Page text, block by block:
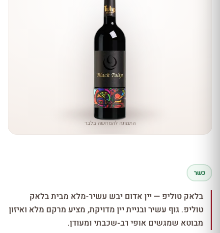
התמונה להמחשה בלבד
כשר
בלאק טוליפ — יין אדום יבש עשיר-מלא מבית בלאק
טוליפ. גוף עשיר ובניית יין מדויקת, מציע מרקם מלא ואיזון
מבוטא שמגשים אופי רב-שכבתי ומעודן.